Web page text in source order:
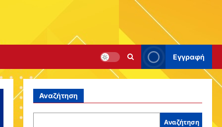
Εγγραφή
Αναζήτηση
Αναζήτηση